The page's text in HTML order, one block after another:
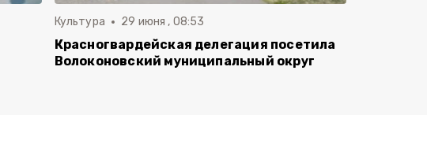
Культура 29 июня , 08:53
Красногвардейская делегация посетила
Волоконовский муниципальный округ